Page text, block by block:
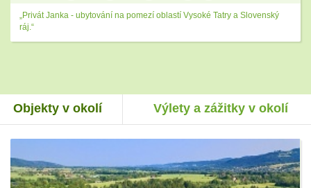
„Privát Janka - ubytování na pomezí oblastí Vysoké Tatry a Slovenský
ráj.“
Objekty v okolí Výlety a zážitky v okolí